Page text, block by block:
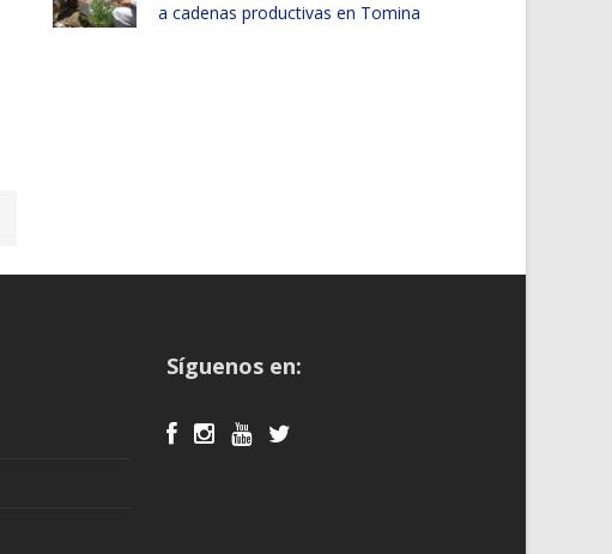
a cadenas productivas en Tomina
Síguenos en: